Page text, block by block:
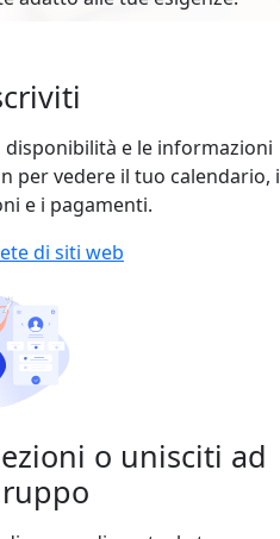
e le informazioni
per vedere il tuo calendario, i
e i pagamenti.
di siti web
o unisciti ad